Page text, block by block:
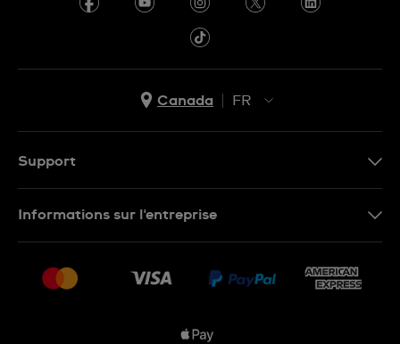
Canada
FR
Support
Conditions De Vente
Informations sur l'entreprise
Nous rejoindre